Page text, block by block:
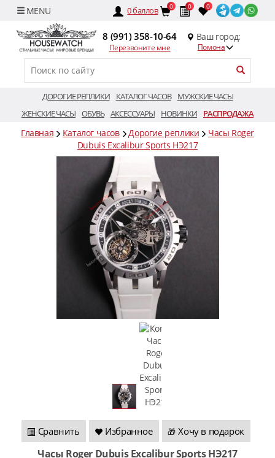
0баллов 0 0 0
8 (991) 358-10-64
Перезвоните мне
Ваш город:
Помона
ДОРОГИЕ РЕПЛИКИ КАТАЛОГ ЧАСОВ
МУЖСКИЕ ЧАСЫ
ЖЕНСКИЕ ЧАСЫ ОБУВЬ АКСЕССУАРЫ НОВИНКИ РАСПРОДАЖА
Главная Каталог часов Дорогие реплики
Часы Roger
Dubuis Excalibur Sports HЭ217
Сравнить Избранное 🎁 Хочу в подарок
Часы Roger Dubuis Excalibur Sports HЭ217